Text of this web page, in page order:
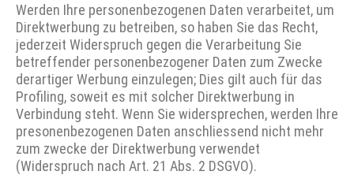
Werden Ihre personenbezogenen Daten verarbeitet, um
Direktwerbung zu betreiben, so haben Sie das Recht,
jederzeit Widerspruch gegen die Verarbeitung Sie
betreffender personenbezogener Daten zum Zwecke
derartiger Werbung einzulegen; Dies gilt auch für das
Profiling, soweit es mit solcher Direktwerbung in
Verbindung steht. Wenn Sie widersprechen, werden Ihre
presonenbezogenen Daten anschliessend nicht mehr
zum zwecke der Direktwerbung verwendet
(Widerspruch nach Art. 21 Abs. 2 DSGVO).